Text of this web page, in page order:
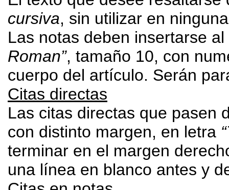
cursiva, sin utilizar en
Las notas deben insertarse
Roman”, tamaño 10, con
cuerpo del artículo. Serán
Citas directas
Las citas directas que pasen
con distinto margen, en letra
terminar en el margen
una línea en blanco antes y